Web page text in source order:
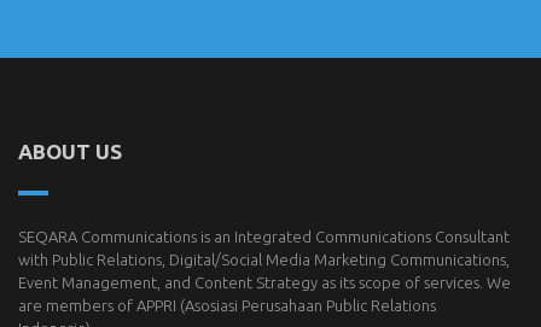
ABOUT US
SEQARA Communications is an Integrated Communications Consultant
with Public Relations, Digital/Social Media Marketing Communications,
Event Management, and Content Strategy as its scope of services. We
are members of APPRI (Asosiasi Perusahaan Public Relations